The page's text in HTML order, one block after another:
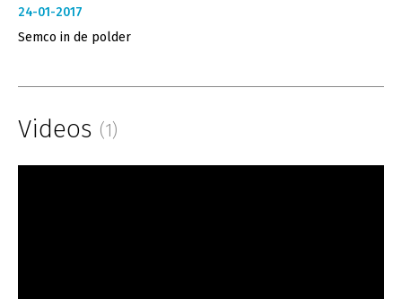
24-01-2017
Semco in de polder
Videos (1)